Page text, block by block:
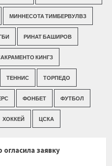
МИННЕСОТА ТИМБЕРВУЛВЗ
РИНАТ БАШИРОВ
КИНГЗ
ТЕННИС ТОРПЕДО
ФОНБЕТ ФУТБОЛ
ХОККЕЙ ЦСКА
заявку